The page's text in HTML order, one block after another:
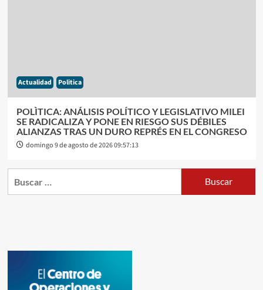
Actualidad Politica
POLÌTICA: ANÁLISIS POLÍTICO Y LEGISLATIVO MILEI
SE RADICALIZA Y PONE EN RIESGO SUS DÉBILES
ALIANZAS TRAS UN DURO REPRÉS EN EL CONGRESO
domingo 9 de agosto de 2026 09:57:13